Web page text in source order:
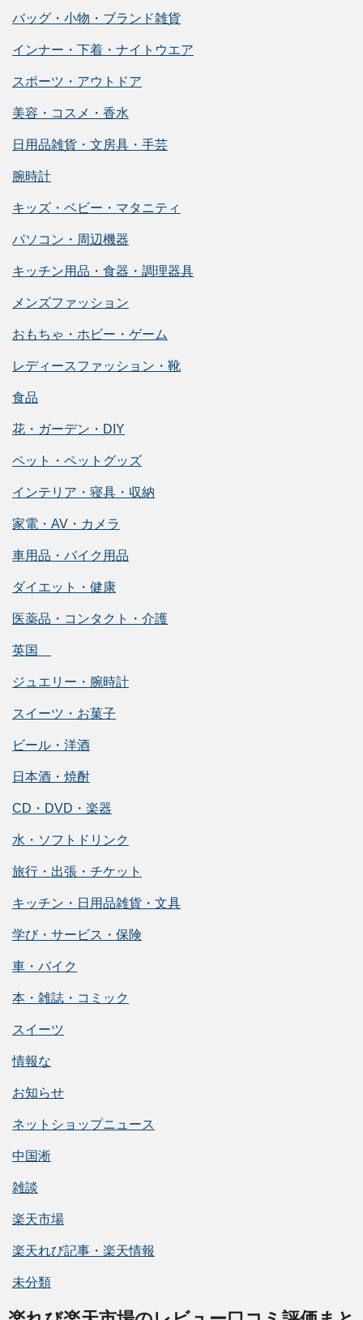
バッグ・小物・ブランド雑貨
インナー・下着・ナイトウエア
スポーツ・アウトドア
美容・コスメ・香水
日用品雑貨・文房具・手芸
腕時計
キッズ・ベビー・マタニティ
パソコン・周辺機器
キッチン用品・食器・調理器具
メンズファッション
おもちゃ・ホビー・ゲーム
レディースファッション・靴
食品
花・ガーデン・DIY
ペット・ペットグッズ
インテリア・寝具・収納
家電・AV・カメラ
車用品・バイク用品
ダイエット・健康
医薬品・コンタクト・介護
英国
ジュエリー・腕時計
スイーツ・お菓子
ビール・洋酒
日本酒・焼酎
CD・DVD・楽器
水・ソフトドリンク
旅行・出張・チケット
キッチン・日用品雑貨・文具
学び・サービス・保険
車・バイク
本・雑誌・コミック
スイーツ
情報な
お知らせ
ネットショップニュース
中国淅
雑談
楽天市場
楽天れび記事・楽天情報
未分類